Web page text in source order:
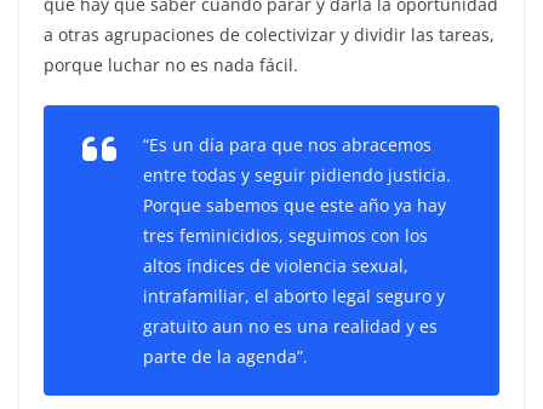
a otras agrupaciones de colectivizar y dividir las tareas,
porque luchar no es nada fácil.
“Es un día para que nos abracemos
entre todas y seguir pidiendo justicia.
Porque sabemos que este año ya hay
tres feminicidios, seguimos con los
altos índices de violencia sexual,
intrafamiliar, el aborto legal seguro y
gratuito aun no es una realidad y es
parte de la agenda”.